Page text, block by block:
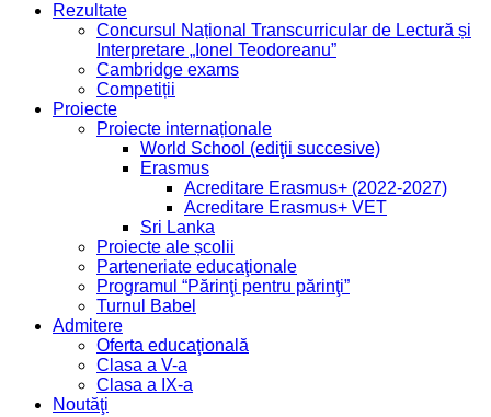
Rezultate
Concursul Național Transcurricular de Lectură și
Interpretare „Ionel Teodoreanu”
Cambridge exams
Competiții
Proiecte
Proiecte internaționale
World School (ediţii succesive)
Erasmus
Acreditare Erasmus+ (2022-2027)
Acreditare Erasmus+ VET
Sri Lanka
Proiecte ale școlii
Parteneriate educaţionale
Programul “Părinţi pentru părinţi”
Turnul Babel
Admitere
Oferta educaţională
Clasa a V-a
Clasa a IX-a
Noutăţi